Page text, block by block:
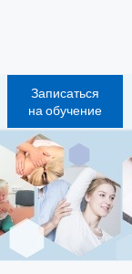
Записаться
на обучение